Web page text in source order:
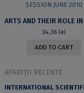
34,36lei
ADD TO CART
APARIȚII RECENTE
INTERNATIONAL